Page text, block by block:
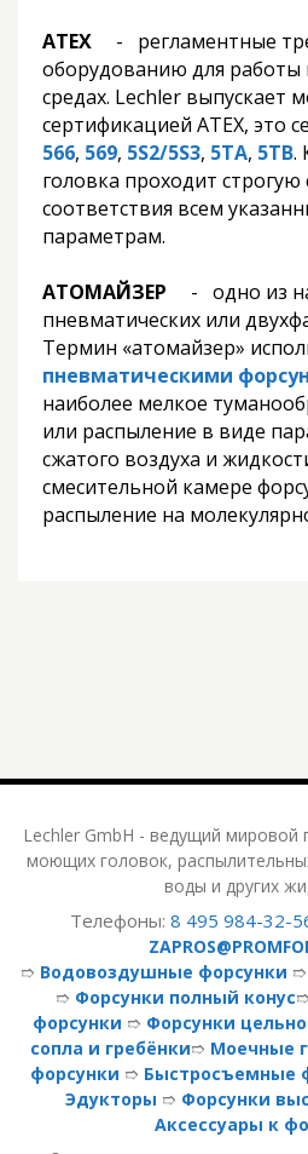
ATEX - регламентные
оборудованию для
средах. Lechler выпускает
сертификацией АТЕХ, это
566, 569, 5S2/5S3, 5ТА, 5ТВ.
головка проходит строгую
соответствия всем
параметрам.
АТОМАЙЗЕР - одно из
пневматических или
Термин «атомайзер»
пневматическими
наиболее мелкое
или распыление в виде
сжатого воздуха и
смесительной камере
распыление на
Lechler GmbH - ведущий мировой
моющих головок,
воды и других
Телефоны: 8 495 984-32-
➱ Водовоздушные форсунки ➱
➱ Форсунки полный конус➱
форсунки ➱ Форсунки
сопла и гребёнки➱ Моечные
форсунки ➱ Быстросъемные
Эдукторы ➱ Форсунки
Аксессуары к